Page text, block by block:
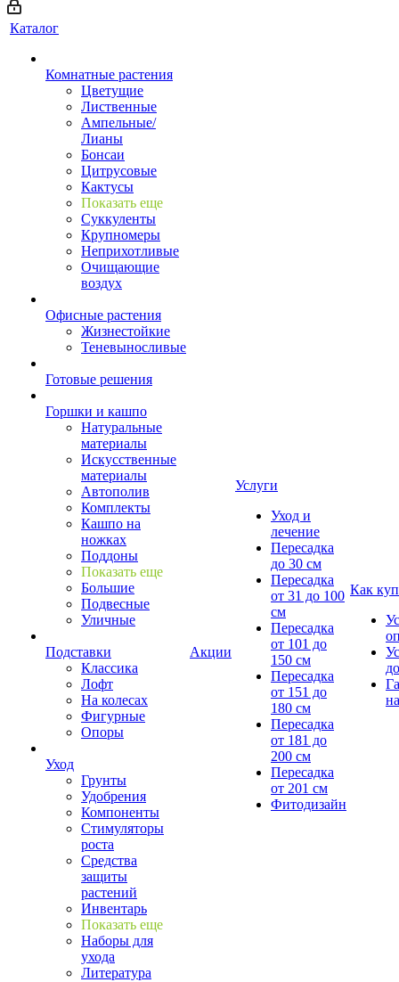
Каталог
Комнатные растения
Цветущие
Лиственные
Ампельные/
Лианы
Бонсаи
Цитрусовые
Кактусы
Показать еще
Суккуленты
Крупномеры
Неприхотливые
Очищающие
воздух
Офисные растения
Жизнестойкие
Теневыносливые
Готовые решения
Горшки и кашпо
Натуральные
материалы
Искусственные
материалы
Автополив
Комплекты
Кашпо на
ножках
Поддоны
Показать еще
Большие
Подвесные
Уличные
Подставки
Классика
Лофт
На колесах
Фигурные
Опоры
Уход
Грунты
Удобрения
Компоненты
Стимуляторы
роста
Средства
защиты
растений
Инвентарь
Показать еще
Наборы для
ухода
Литература
Акции
Услуги
Уход и
лечение
Пересадка
до 30 см
Пересадка
от 31 до 100
см
Пересадка
от 101 до
150 см
Пересадка
от 151 до
180 см
Пересадка
от 181 до
200 см
Пересадка
от 201 см
Фитодизайн
Как